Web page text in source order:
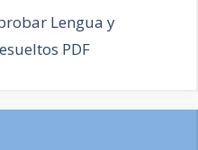
Lengua y
PDF